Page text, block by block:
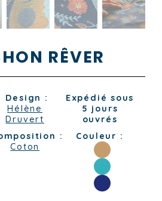
RÊVER
Design :
Hélène
Druvert
Expédié sous
5 jours
ouvrés
:
Coton
Couleur :